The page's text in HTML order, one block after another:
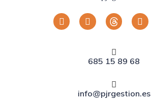
685 15 89 68
info@pjrgestion.es